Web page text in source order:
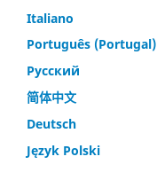
Italiano
Português (Portugal)
Русский
简体中文
Deutsch
Język Polski